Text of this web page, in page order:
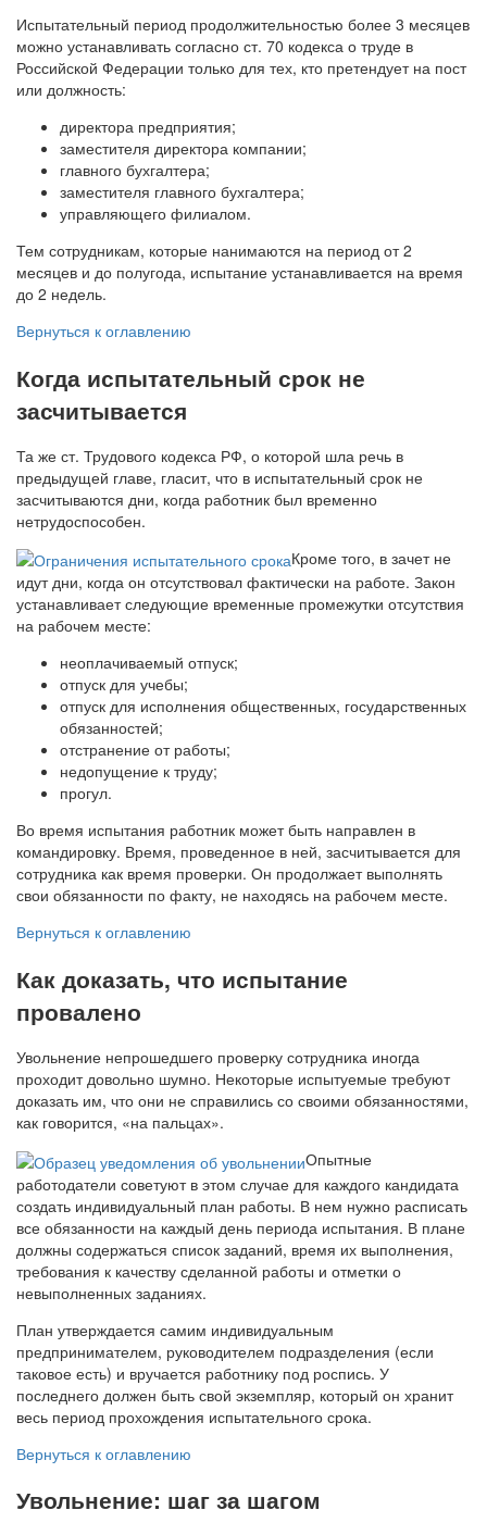
Испытательный период продолжительностью более 3 месяцев
можно устанавливать согласно ст. 70 кодекса о труде в
Российской Федерации только для тех, кто претендует на пост
или должность:
директора предприятия;
заместителя директора компании;
главного бухгалтера;
заместителя главного бухгалтера;
управляющего филиалом.
Тем сотрудникам, которые нанимаются на период от 2
месяцев и до полугода, испытание устанавливается на время
до 2 недель.
Вернуться к оглавлению
Когда испытательный срок не
засчитывается
Та же ст. Трудового кодекса РФ, о которой шла речь в
предыдущей главе, гласит, что в испытательный срок не
засчитываются дни, когда работник был временно
нетрудоспособен.
Кроме того, в зачет не
идут дни, когда он отсутствовал фактически на работе. Закон
устанавливает следующие временные промежутки отсутствия
на рабочем месте:
неоплачиваемый отпуск;
отпуск для учебы;
отпуск для исполнения общественных, государственных
обязанностей;
отстранение от работы;
недопущение к труду;
прогул.
Во время испытания работник может быть направлен в
командировку. Время, проведенное в ней, засчитывается для
сотрудника как время проверки. Он продолжает выполнять
свои обязанности по факту, не находясь на рабочем месте.
Вернуться к оглавлению
Как доказать, что испытание
провалено
Увольнение непрошедшего проверку сотрудника иногда
проходит довольно шумно. Некоторые испытуемые требуют
доказать им, что они не справились со своими обязанностями,
как говорится, «на пальцах».
Опытные
работодатели советуют в этом случае для каждого кандидата
создать индивидуальный план работы. В нем нужно расписать
все обязанности на каждый день периода испытания. В плане
должны содержаться список заданий, время их выполнения,
требования к качеству сделанной работы и отметки о
невыполненных заданиях.
План утверждается самим индивидуальным
предпринимателем, руководителем подразделения (если
таковое есть) и вручается работнику под роспись. У
последнего должен быть свой экземпляр, который он хранит
весь период прохождения испытательного срока.
Вернуться к оглавлению
Увольнение: шаг за шагом